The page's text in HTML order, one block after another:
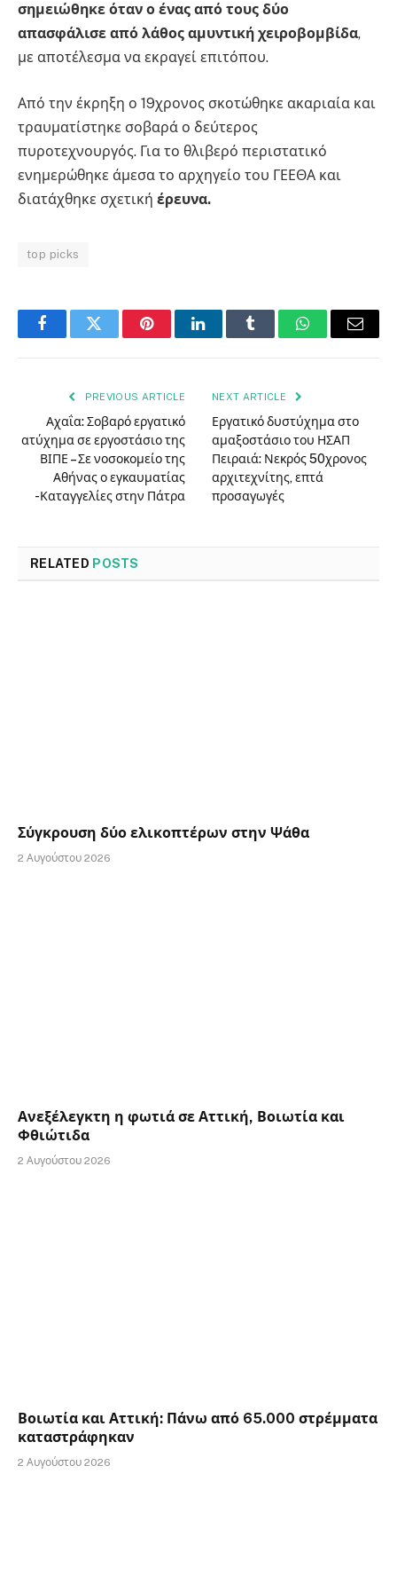
σημειώθηκε όταν ο ένας από τους δύο
απασφάλισε από λάθος αμυντική χειροβομβίδα,
με αποτέλεσμα να εκραγεί επιτόπου.
Από την έκρηξη ο 19χρονος σκοτώθηκε ακαριαία και
τραυματίστηκε σοβαρά ο δεύτερος
πυροτεχνουργός. Για το θλιβερό περιστατικό
ενημερώθηκε άμεσα το αρχηγείο του ΓΕΕΘΑ και
διατάχθηκε σχετική έρευνα.
top picks
FacebookTwitter PinterestLinkedInTumblr WhatsAppEmail
PREVIOUS ARTICLE
Αχαΐα: Σοβαρό εργατικό
ατύχημα σε εργοστάσιο της
ΒΙΠΕ – Σε νοσοκομείο της
Αθήνας ο εγκαυματίας
-Καταγγελίες στην Πάτρα
NEXT ARTICLE
Εργατικό δυστύχημα στο
αμαξοστάσιο του ΗΣΑΠ
Πειραιά: Νεκρός 50χρονος
αρχιτεχνίτης, επτά
προσαγωγές
RELATED POSTS
Σύγκρουση δύο ελικοπτέρων στην Ψάθα
2 Αυγούστου 2026
Ανεξέλεγκτη η φωτιά σε Αττική, Βοιωτία και
Φθιώτιδα
2 Αυγούστου 2026
Βοιωτία και Αττική: Πάνω από 65.000 στρέμματα
καταστράφηκαν
2 Αυγούστου 2026